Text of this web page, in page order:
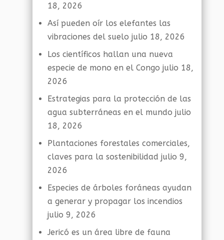
18, 2026
Así pueden oír los elefantes las
vibraciones del suelo julio 18, 2026
Los científicos hallan una nueva
especie de mono en el Congo julio 18,
2026
Estrategias para la protección de las
agua subterráneas en el mundo julio
18, 2026
Plantaciones forestales comerciales,
claves para la sostenibilidad julio 9,
2026
Especies de árboles foráneas ayudan
a generar y propagar los incendios
julio 9, 2026
Jericó es un área libre de fauna